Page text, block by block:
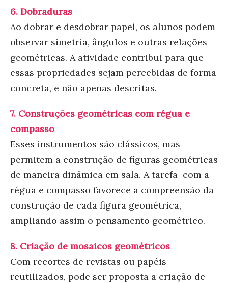
6. Dobraduras
Ao dobrar e desdobrar papel, os alunos podem
observar simetria, ângulos e outras relações
geométricas. A atividade contribui para que
essas propriedades sejam percebidas de forma
concreta, e não apenas descritas.
7. Construções geométricas com régua e
compasso
Esses instrumentos são clássicos, mas
permitem a construção de figuras geométricas
de maneira dinâmica em sala. A tarefa com a
régua e compasso favorece a compreensão da
construção de cada figura geométrica,
ampliando assim o pensamento geométrico.
8. Criação de mosaicos geométricos
Com recortes de revistas ou papéis
reutilizados, pode ser proposta a criação de